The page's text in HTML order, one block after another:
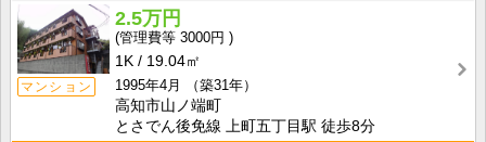
マンション
2.5万円
3000円
1K
19.04㎡
1995年4月
（築31年）
高知市山ノ端町
とさでん後免線 上町五丁目駅 徒歩8分